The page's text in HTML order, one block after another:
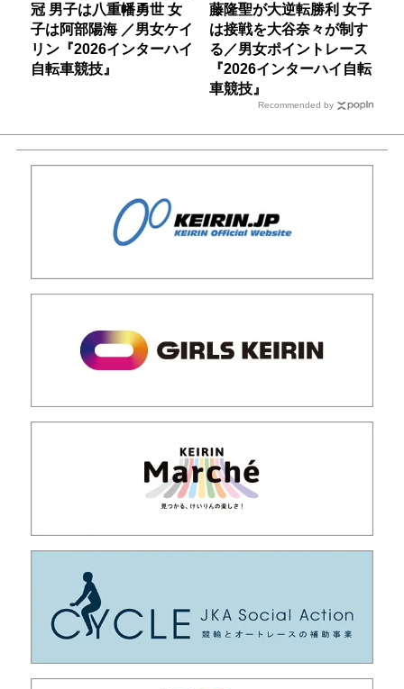
冠 男子は八重幡勇世 女
子は阿部陽海 ／男女ケイ
リン『2026インターハイ
自転車競技』
藤隆聖が大逆転勝利 女子
は接戦を大谷奈々が制す
る／男女ポイントレース
『2026インターハイ自転
車競技』
Recommended by